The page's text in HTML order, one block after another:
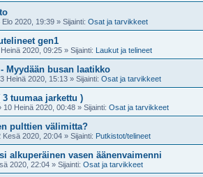
Elo 2020, 19:39 » Sijainti: Osat ja tarvikkeet
gen1
2020, 09:25 » Sijainti: Laukut ja telineet
Myydään busan laatikko
Heinä 2020, 15:13 » Sijainti: Osat ja tarvikkeet
tuumaa jarkettu )
10 Heinä 2020, 00:48 » Sijainti: Osat ja tarvikkeet
pulttien välimitta?
Kesä 2020, 20:04 » Sijainti: Putkistot/telineet
alkuperäinen vasen äänenvaimenni
2020, 22:04 » Sijainti: Osat ja tarvikkeet